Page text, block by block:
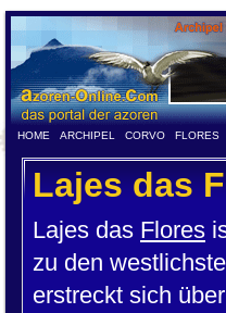
HOME ARCHIPEL CORVO FLORES
Lajes das
Lajes das Flores
zu den
erstreckt sich